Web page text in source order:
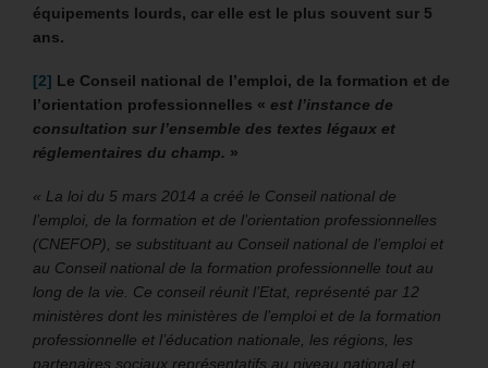
équipements lourds, car elle est le plus souvent sur 5
ans.
[2] Le Conseil national de l’emploi, de la formation et de
l’orientation professionnelles « est l’instance de
consultation sur l’ensemble des textes légaux et
réglementaires du champ. »
« La loi du 5 mars 2014 a créé le Conseil national de
l’emploi, de la formation et de l’orientation professionnelles
(CNEFOP), se substituant au Conseil national de l’emploi et
au Conseil national de la formation professionnelle tout au
long de la vie. Ce conseil réunit l’Etat, représenté par 12
ministères dont les ministères de l’emploi et de la formation
professionnelle et l’éducation nationale, les régions, les
partenaires sociaux représentatifs au niveau national et